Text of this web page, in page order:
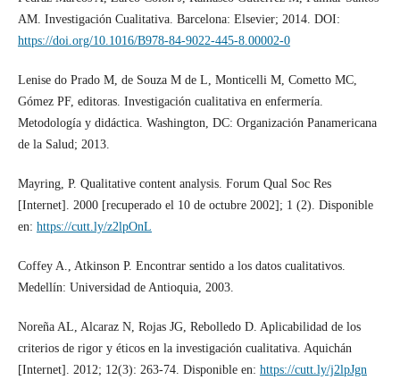
AM. Investigación Cualitativa. Barcelona: Elsevier; 2014. DOI:
https://doi.org/10.1016/B978-84-9022-445-8.00002-0
Lenise do Prado M, de Souza M de L, Monticelli M, Cometto MC,
Gómez PF, editoras. Investigación cualitativa en enfermería.
Metodología y didáctica. Washington, DC: Organización Panamericana
de la Salud; 2013.
Mayring, P. Qualitative content analysis. Forum Qual Soc Res
[Internet]. 2000 [recuperado el 10 de octubre 2002]; 1 (2). Disponible
en: https://cutt.ly/z2lpOnL
Coffey A., Atkinson P. Encontrar sentido a los datos cualitativos.
Medellín: Universidad de Antioquia, 2003.
Noreña AL, Alcaraz N, Rojas JG, Rebolledo D. Aplicabilidad de los
criterios de rigor y éticos en la investigación cualitativa. Aquichán
[Internet]. 2012; 12(3): 263-74. Disponible en: https://cutt.ly/j2lpJgn